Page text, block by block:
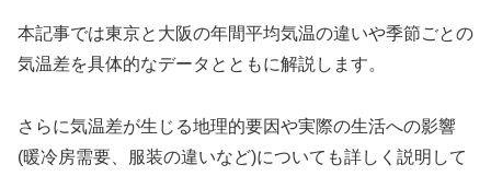
本記事では東京と大阪の年間平均気温の違いや季節ごとの
気温差を具体的なデータとともに解説します。
さらに気温差が生じる地理的要因や実際の生活への影響
(暖冷房需要、服装の違いなど)についても詳しく説明して